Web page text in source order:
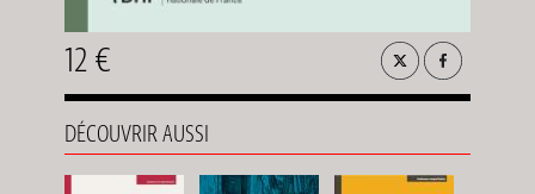
12 €
DÉCOUVRIR AUSSI